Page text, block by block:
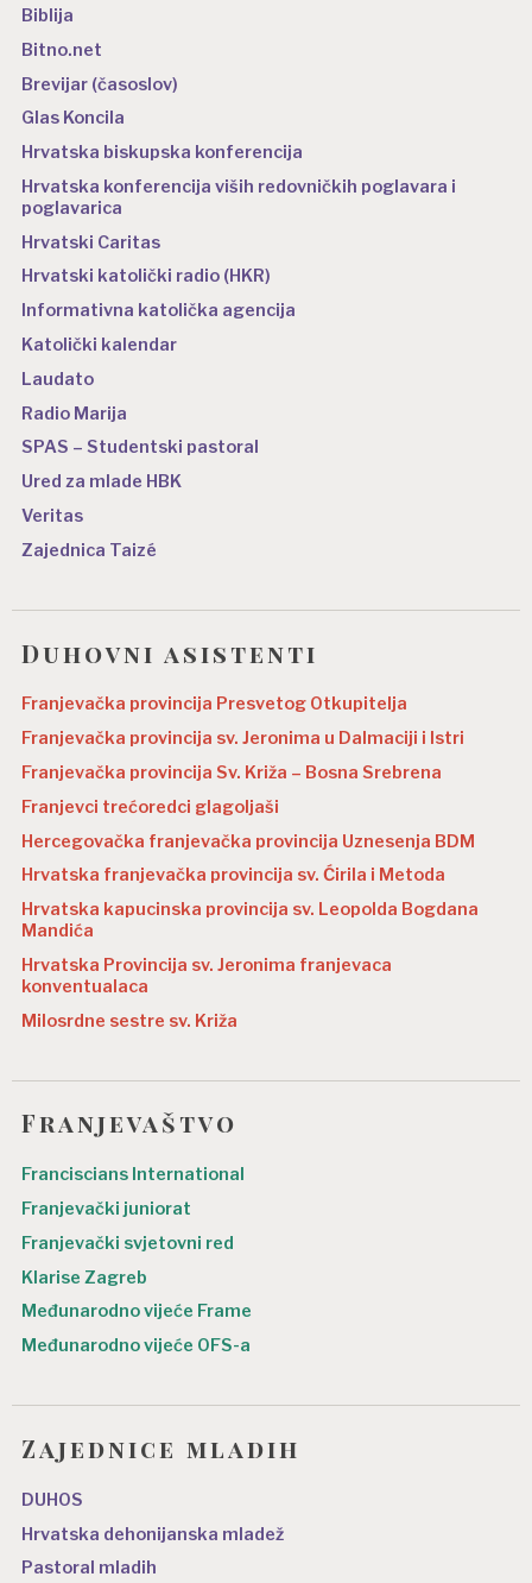
Biblija
Bitno.net
Brevijar (časoslov)
Glas Koncila
Hrvatska biskupska konferencija
Hrvatska konferencija viših redovničkih poglavara i
poglavarica
Hrvatski Caritas
Hrvatski katolički radio (HKR)
Informativna katolička agencija
Katolički kalendar
Laudato
Radio Marija
SPAS – Studentski pastoral
Ured za mlade HBK
Veritas
Zajednica Taizé
Duhovni asistenti
Franjevačka provincija Presvetog Otkupitelja
Franjevačka provincija sv. Jeronima u Dalmaciji i Istri
Franjevačka provincija Sv. Križa – Bosna Srebrena
Franjevci trećoredci glagoljaši
Hercegovačka franjevačka provincija Uznesenja BDM
Hrvatska franjevačka provincija sv. Ćirila i Metoda
Hrvatska kapucinska provincija sv. Leopolda Bogdana
Mandića
Hrvatska Provincija sv. Jeronima franjevaca
konventualaca
Milosrdne sestre sv. Križa
Franjevaštvo
Franciscians International
Franjevački juniorat
Franjevački svjetovni red
Klarise Zagreb
Međunarodno vijeće Frame
Međunarodno vijeće OFS-a
Zajednice mladih
DUHOS
Hrvatska dehonijanska mladež
Pastoral mladih